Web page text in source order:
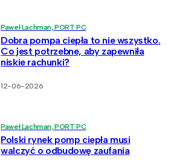
Paweł Lachman, PORT PC
Dobra pompa ciepła to nie wszystko.
Co jest potrzebne, aby zapewniła
niskie rachunki?
12-06-2026
Paweł Lachman, PORT PC
Polski rynek pomp ciepła musi
walczyć o odbudowę zaufania